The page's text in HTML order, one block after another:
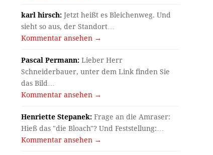
karl hirsch: Jetzt heißt es Bleichenweg. Und
sieht so aus, der Standort…
Kommentar ansehen →
Pascal Permann: Lieber Herr
Schneiderbauer, unter dem Link finden Sie
das Bild…
Kommentar ansehen →
Henriette Stepanek: Frage an die Amraser:
Hieß das "die Bloach"? Und Feststellung:…
Kommentar ansehen →